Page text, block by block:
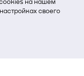
своего
Вам
сохраняются
ip-адрес;